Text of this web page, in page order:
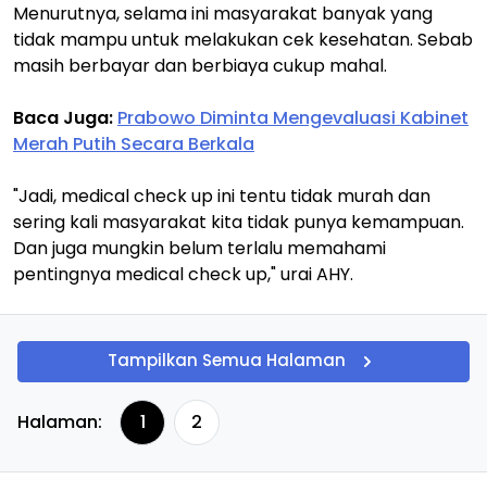
Menurutnya, selama ini masyarakat banyak yang
tidak mampu untuk melakukan cek kesehatan. Sebab
masih berbayar dan berbiaya cukup mahal.
Baca Juga: Prabowo Diminta Mengevaluasi Kabinet
Merah Putih Secara Berkala
"Jadi, medical check up ini tentu tidak murah dan
sering kali masyarakat kita tidak punya kemampuan.
Dan juga mungkin belum terlalu memahami
pentingnya medical check up," urai AHY.
Tampilkan Semua Halaman
Halaman: 1 2